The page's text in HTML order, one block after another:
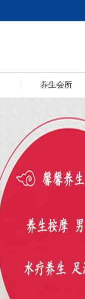
养生会所